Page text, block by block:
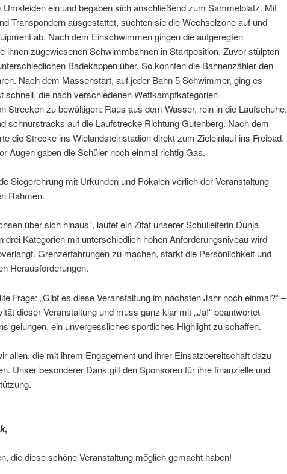
Umkleiden ein und begaben sich anschließend zum Sammelplatz. Mit
Transpondern ausgestattet, suchten sie die Wechselzone auf und
ab. Nach dem Einschwimmen gingen die aufgeregten
ihnen zugewiesenen Schwimmbahnen in Startposition. Zuvor stülpten
Badekappen über. So konnten die Bahnenzähler den
Nach dem Massenstart, auf jeder Bahn 5 Schwimmer, ging es
schnell, die nach verschiedenen Wettkampfkategorien
Strecken zu bewältigen: Raus aus dem Wasser, rein in die Laufschuhe,
schnurstracks auf die Laufstrecke Richtung Gutenberg. Nach dem
die Strecke ins Wielandsteinstadion direkt zum Zieleinlauf ins Freibad.
Augen gaben die Schüler noch einmal richtig Gas.
Siegerehrung mit Urkunden und Pokalen verlieh der Veranstaltung
Rahmen.
über sich hinaus“, lautet ein Zitat unserer Schulleiterin Dunja
drei Kategorien mit unterschiedlich hohen Anforderungsniveau wird
Grenzerfahrungen zu machen, stärkt die Persönlichkeit und
Herausforderungen.
Frage: „Gibt es diese Veranstaltung im nächsten Jahr noch einmal?“ –
dieser Veranstaltung und muss ganz klar mit „Ja!“ beantwortet
gelungen, ein unvergessliches sportliches Highlight zu schaffen.
allen, die mit ihrem Engagement und ihrer Einsatzbereitschaft dazu
Unser besonderer Dank gilt den Sponsoren für ihre finanzielle und
,
die diese schöne Veranstaltung möglich gemacht haben!